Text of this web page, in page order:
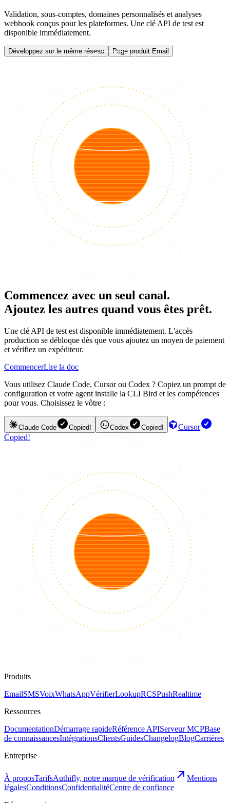
Validation, sous-comptes, domaines personnalisés et analyses
webhook conçus pour les plateformes. Une clé API de test est
disponible immédiatement.
Développez sur le même réseau Page produit Email
Commencez avec un seul canal.
Ajoutez les autres quand vous êtes prêt.
Une clé API de test est disponible immédiatement. L'accès
production se débloque dès que vous ajoutez un moyen de paiement
et vérifiez un expéditeur.
CommencerLire la doc
Vous utilisez Claude Code, Cursor ou Codex ? Copiez un prompt de
configuration et votre agent installe la CLI Bird et les compétences
pour vous. Choisissez le vôtre :
Claude Code Copied! Codex Copied!
Cursor
Copied!
Produits
EmailSMSVoixWhatsAppVérifierLookupRCSPushRealtime
Ressources
DocumentationDémarrage rapideRéférence APIServeur MCPBase
de connaissancesIntégrationsClientsGuidesChangelogBlogCarrières
Entreprise
À proposTarifsAuthifly, notre marque de vérification
Mentions
légalesConditionsConfidentialitéCentre de confiance